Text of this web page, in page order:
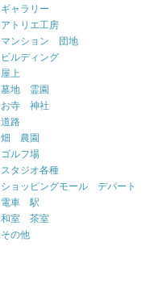
ギャラリー
アトリエ工房
マンション 団地
ビルディング
屋上
墓地 霊園
お寺 神社
道路
畑 農園
ゴルフ場
スタジオ各種
ショッピングモール デパート
電車 駅
和室 茶室
その他